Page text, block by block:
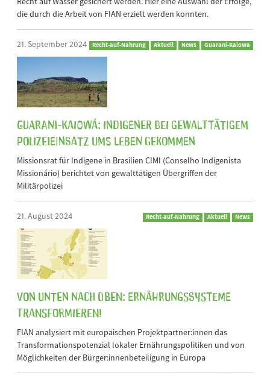
die durch die Arbeit von FIAN erzielt werden konnten.
21. September 2024 Recht-auf-Nahrung Aktuell News Guarani-Kaiowa
Guarani-Kaiowá: Indigener bei gewalttätigem
Polizeieinsatz ums Leben gekommen
Missionsrat für Indigene in Brasilien CIMI (Conselho Indigenista
Missionário) berichtet von gewalttätigen Übergriffen der
Militärpolizei
21. August 2024 Recht-auf-Nahrung Aktuell News
Von unten nach oben: Ernährungssysteme
transformieren!
FIAN analysiert mit europäischen Projektpartner:innen das
Transformationspotenzial lokaler Ernährungspolitiken und von
Möglichkeiten der Bürger:innenbeteiligung in Europa